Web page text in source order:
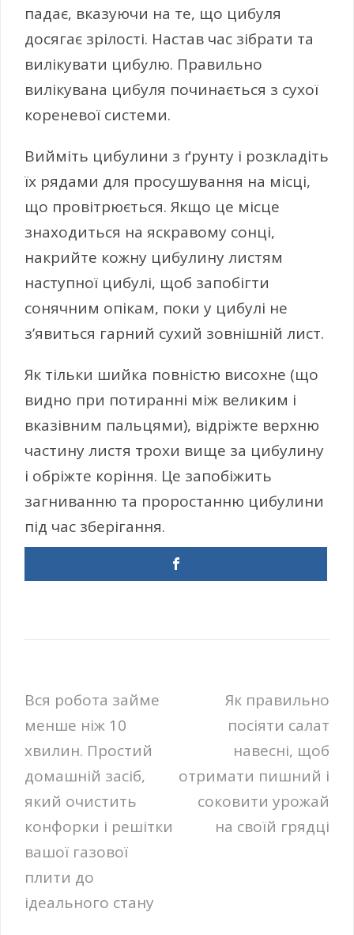
падає, вказуючи на те, що цибуля
досягає зрілості. Настав час зібрати та
вилікувати цибулю. Правильно
вилікувана цибуля починається з сухої
кореневої системи.
Вийміть цибулини з ґрунту і розкладіть
їх рядами для просушування на місці,
що провітрюється. Якщо це місце
знаходиться на яскравому сонці,
накрийте кожну цибулину листям
наступної цибулі, щоб запобігти
сонячним опікам, поки у цибулі не
з’явиться гарний сухий зовнішній лист.
Як тільки шийка повністю висохне (що
видно при потиранні між великим і
вказівним пальцями), відріжте верхню
частину листя трохи вище за цибулину
і обріжте коріння. Це запобіжить
загниванню та проростанню цибулини
під час зберігання.
Навігація
записів
Вся робота займе
менше ніж 10
хвилин. Простий
домашній засіб,
який очистить
конфорки і решітки
вашої газової
плити до
ідеального стану
Як правильно
посіяти салат
навесні, щоб
отримати пишний і
соковити урожай
на своїй грядці